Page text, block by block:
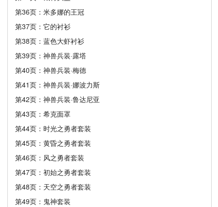
第36页：米多娜的王冠
第37页：它的衬衫
第38页：蓝色大虾衬衫
第39页：神兽兵装·露塔
第40页：神兽兵装·梅德
第41页：神兽兵装·娜波力斯
第42页：神兽兵装·鲁达尼亚
第43页：希克面罩
第44页：时光之勇者套装
第45页：黄昏之勇者套装
第46页：风之勇者套装
第47页：初始之勇者套装
第48页：天空之勇者套装
第49页：鬼神套装